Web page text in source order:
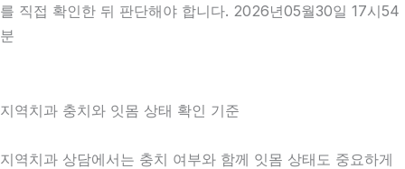
를 직접 확인한 뒤 판단해야 합니다. 2026년05월30일 17시54
분
지역치과 충치와 잇몸 상태 확인 기준
지역치과 상담에서는 충치 여부와 함께 잇몸 상태도 중요하게